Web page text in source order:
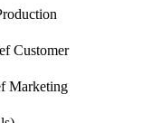
Customer
Marketing